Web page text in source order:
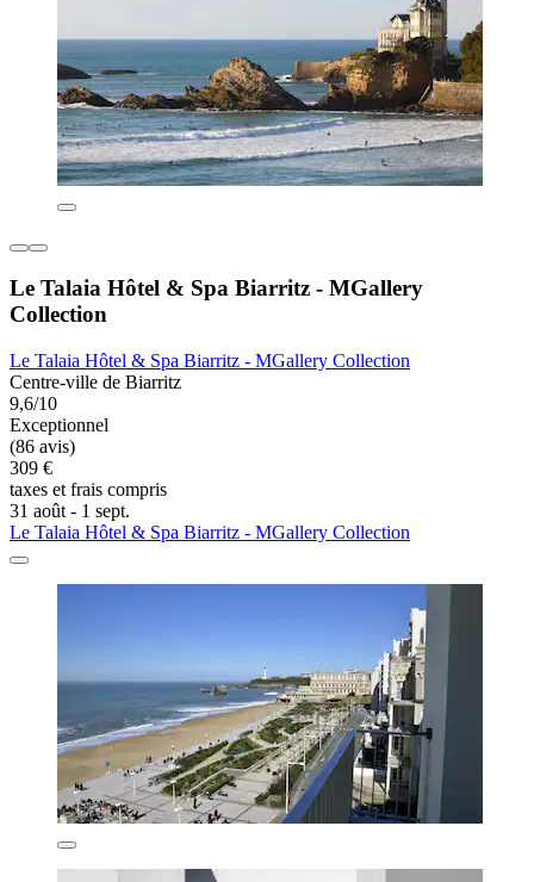
Le Talaia Hôtel & Spa Biarritz - MGallery
Collection
Le Talaia Hôtel & Spa Biarritz - MGallery Collection
Centre-ville de Biarritz
9,6/10
Exceptionnel
(86 avis)
309 €
taxes et frais compris
31 août - 1 sept.
Le Talaia Hôtel & Spa Biarritz - MGallery Collection